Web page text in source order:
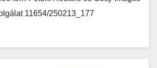
11654/250213_177